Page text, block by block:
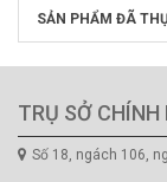
SẢN PHẨM ĐÃ
TRỤ SỞ CHÍNH
Số 18, ngách 106,